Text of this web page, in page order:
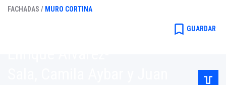
arquitectos
FACHADAS / MURO CORTINA
bookmark_border GUARDAR